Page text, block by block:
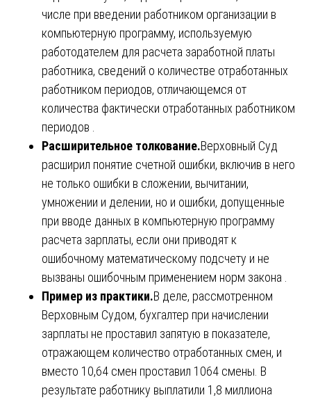
числе при введении работником организации в
компьютерную программу, используемую
работодателем для расчета заработной платы
работника, сведений о количестве отработанных
работником периодов, отличающемся от
количества фактически отработанных работником
периодов .
Расширительное толкование.Верховный Суд
расширил понятие счетной ошибки, включив в него
не только ошибки в сложении, вычитании,
умножении и делении, но и ошибки, допущенные
при вводе данных в компьютерную программу
расчета зарплаты, если они приводят к
ошибочному математическому подсчету и не
вызваны ошибочным применением норм закона .
Пример из практики.В деле, рассмотренном
Верховным Судом, бухгалтер при начислении
зарплаты не проставил запятую в показателе,
отражающем количество отработанных смен, и
вместо 10,64 смен проставил 1064 смены. В
результате работнику выплатили 1,8 миллиона